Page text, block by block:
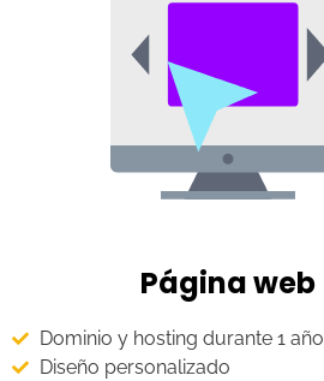
Página web
Dominio y hosting durante 1 año
Diseño personalizado